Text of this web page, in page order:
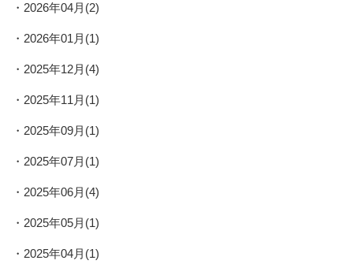
2026年04月(2)
2026年01月(1)
2025年12月(4)
2025年11月(1)
2025年09月(1)
2025年07月(1)
2025年06月(4)
2025年05月(1)
2025年04月(1)